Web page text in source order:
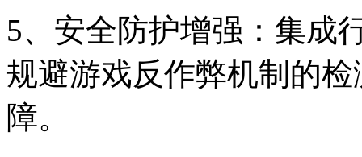
5、安全防护增强：集成
规避游戏反作弊机制的
障。